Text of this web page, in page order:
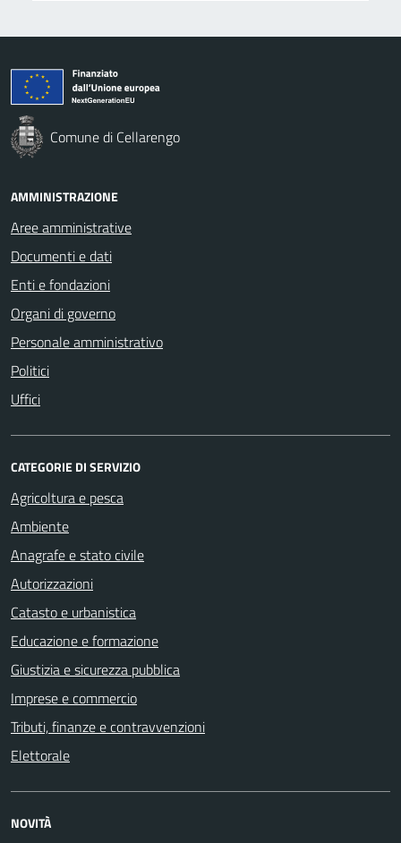
Comune di Cellarengo
AMMINISTRAZIONE
Aree amministrative
Documenti e dati
Enti e fondazioni
Organi di governo
Personale amministrativo
Politici
Uffici
CATEGORIE DI SERVIZIO
Agricoltura e pesca
Ambiente
Anagrafe e stato civile
Autorizzazioni
Catasto e urbanistica
Educazione e formazione
Giustizia e sicurezza pubblica
Imprese e commercio
Tributi, finanze e contravvenzioni
Elettorale
NOVITÀ